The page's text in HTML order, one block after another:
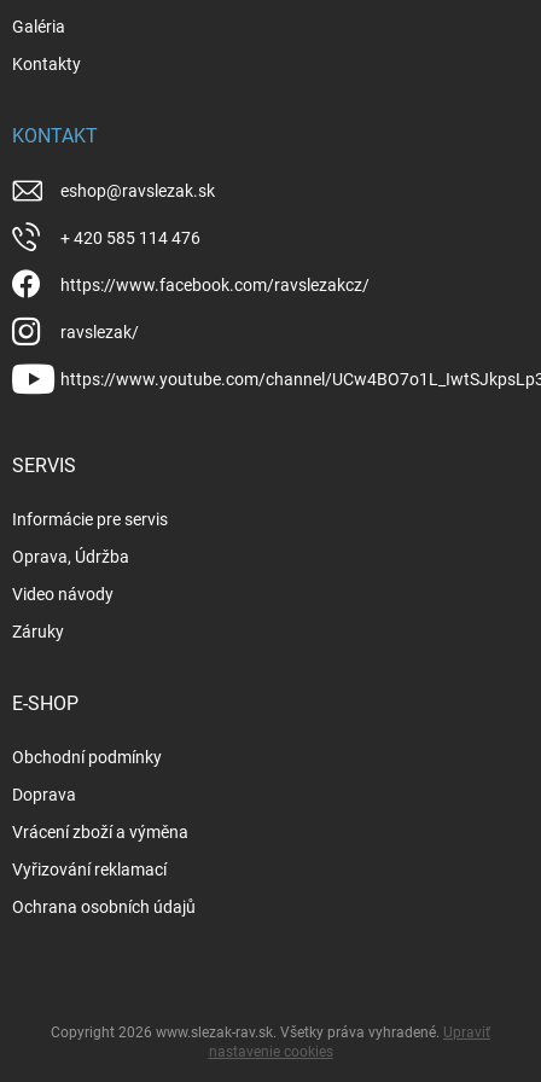
Galéria
Kontakty
KONTAKT
eshop@ravslezak.sk
+ 420 585 114 476
https://www.facebook.com/ravslezakcz/
ravslezak/
https://www.youtube.com/channel/
SERVIS
Informácie pre servis
Oprava, Údržba
Video návody
Záruky
E-SHOP
Obchodní podmínky
Doprava
Vrácení zboží a výměna
Vyřizování reklamací
Ochrana osobních údajů
Copyright 2026 www.slezak-rav.sk. Všetky práva vyhradené. Upraviť
nastavenie cookies